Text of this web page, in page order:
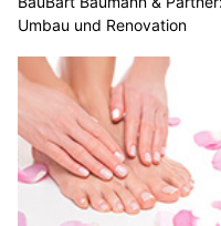
Umbau und Renovation